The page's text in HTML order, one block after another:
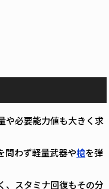
や必要能力値も大きく求
問わず軽量武器や槍を弾
、スタミナ回復もその分